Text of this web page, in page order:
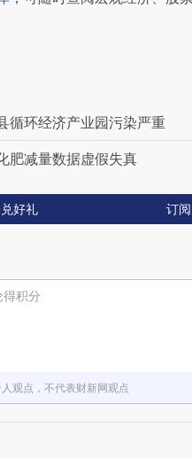
循环经济产业园污染严重
肥减量数据虚假失真
好礼 订
得积分
观点，不代表财新网观点